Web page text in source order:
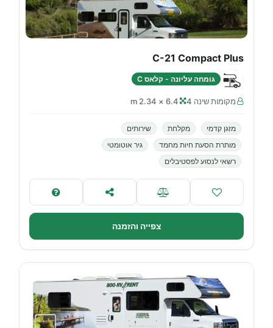
C-21 Compact Plus
גומחה עליונה - קלאס C
מקומות שינה 4 6.4 × 2.34 m
מזגן קדמי מקלחת
שירותים
מותרת הסעת חיות מחמד
גיר אוטומטי
רשאי לנסוע לפסטיבלים
צפייה והזמנה